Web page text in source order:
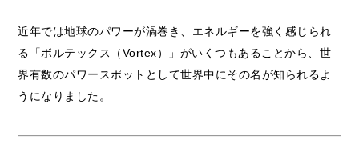
近年では地球のパワーが渦巻き、エネルギーを強く感じられ
る「ボルテックス（Vortex）」がいくつもあることから、世
界有数のパワースポットとして世界中にその名が知られるよ
うになりました。